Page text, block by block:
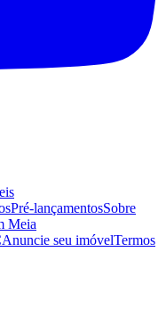
Pré-lançamentosSobre
Meia
Anuncie seu imóvelTermos